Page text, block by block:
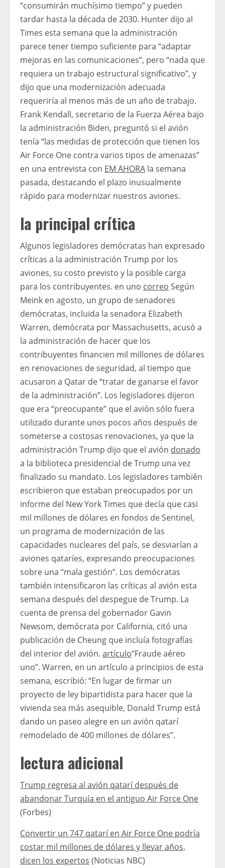
“consumirán muchísimo tiempo” y pueden
tardar hasta la década de 2030. Hunter dijo al
Times esta semana que la administración
parece tener tiempo suficiente para “adaptar
mejoras en las comunicaciones”, pero “nada que
requiera un trabajo estructural significativo”, y
dijo que una modernización adecuada
requeriría al menos más de un año de trabajo.
Frank Kendall, secretario de la Fuerza Aérea bajo
la administración Biden, preguntó si el avión
tenía “las medidas de protección que tienen los
Air Force One contra varios tipos de amenazas”
en una entrevista con EM AHORA la semana
pasada, destacando el plazo inusualmente
rápido para modernizar nuestros aviones.
la principal crítica
Algunos legisladores demócratas han expresado
críticas a la administración Trump por los
aviones, su costo previsto y la posible carga
para los contribuyentes. en uno correo Según
Meink en agosto, un grupo de senadores
demócratas, incluida la senadora Elizabeth
Warren, demócrata por Massachusetts, acusó a
la administración de hacer que los
contribuyentes financien mil millones de dólares
en renovaciones de seguridad, al tiempo que
acusaron a Qatar de “tratar de ganarse el favor
de la administración”. Los legisladores dijeron
que era “preocupante” que el avión sólo fuera
utilizado durante unos pocos años después de
someterse a costosas renovaciones, ya que la
administración Trump dijo que el avión donado
a la biblioteca presidencial de Trump una vez
finalizado su mandato. Los legisladores también
escribieron que estaban preocupados por un
informe del New York Times que decía que casi
mil millones de dólares en fondos de Sentinel,
un programa de modernización de las
capacidades nucleares del país, se desviarían a
aviones qataríes, expresando preocupaciones
sobre una “mala gestión”. Los demócratas
también intensificaron las críticas al avión esta
semana después del despegue de Trump. La
cuenta de prensa del gobernador Gavin
Newsom, demócrata por California, citó una
publicación de Cheung que incluía fotografías
del interior del avión. artículo“Fraude aéreo
uno”. Warren, en un artículo a principios de esta
semana, escribió: “En lugar de firmar un
proyecto de ley bipartidista para hacer que la
vivienda sea más asequible, Donald Trump está
dando un paseo alegre en un avión qatarí
remodelado de 400 millones de dólares”.
lectura adicional
Trump regresa al avión qatarí después de
abandonar Turquía en el antiguo Air Force One
(Forbes)
Convertir un 747 qatarí en Air Force One podría
costar mil millones de dólares y llevar años,
dicen los expertos (Noticias NBC)